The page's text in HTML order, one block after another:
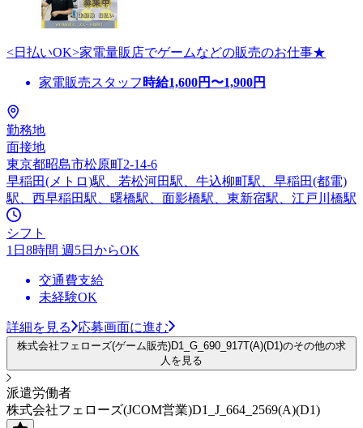
<日払いOK>家電量販店でゲームなどの販売のお仕事★
家電販売スタッフ 時給1,600円〜1,900円
勤務地
面接地
東京都昭島市松原町2-14-6
早稲田(メトロ)駅、若松河田駅、牛込柳町駅、早稲田(都電)
駅、西早稲田駅、曙橋駅、面影橋駅、東新宿駅、江戸川橋駅
シフト
1日8時間 週5日からOK
交通費支給
未経験OK
詳細を見る 応募画面に進む
株式会社フェローズ(ゲーム販売)D1_G_690_917T(A)(D1)のその他の求
人を見る
派遣労働者
株式会社フェローズ(JCOM営業)D1_J_664_2569(A)(D1)